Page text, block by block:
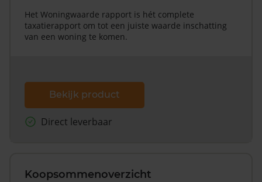
Het Woningwaarde rapport is hét complete
taxatierapport om tot een juiste waarde inschatting
van een woning te komen.
Bekijk product
Direct leverbaar
Koopsommenoverzicht